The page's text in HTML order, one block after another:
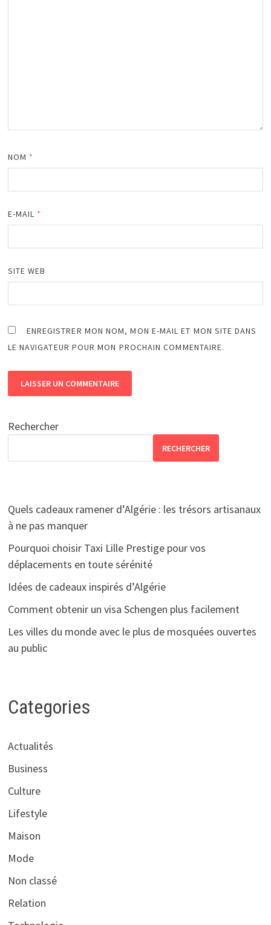
NOM *
E-MAIL *
SITE WEB
ENREGISTRER MON NOM, MON E-MAIL ET MON SITE DANS
LE NAVIGATEUR POUR MON PROCHAIN COMMENTAIRE.
Rechercher
RECHERCHER
Quels cadeaux ramener d’Algérie : les trésors artisanaux
à ne pas manquer
Pourquoi choisir Taxi Lille Prestige pour vos
déplacements en toute sérénité
Idées de cadeaux inspirés d’Algérie
Comment obtenir un visa Schengen plus facilement
Les villes du monde avec le plus de mosquées ouvertes
au public
Categories
Actualités
Business
Culture
Lifestyle
Maison
Mode
Non classé
Relation